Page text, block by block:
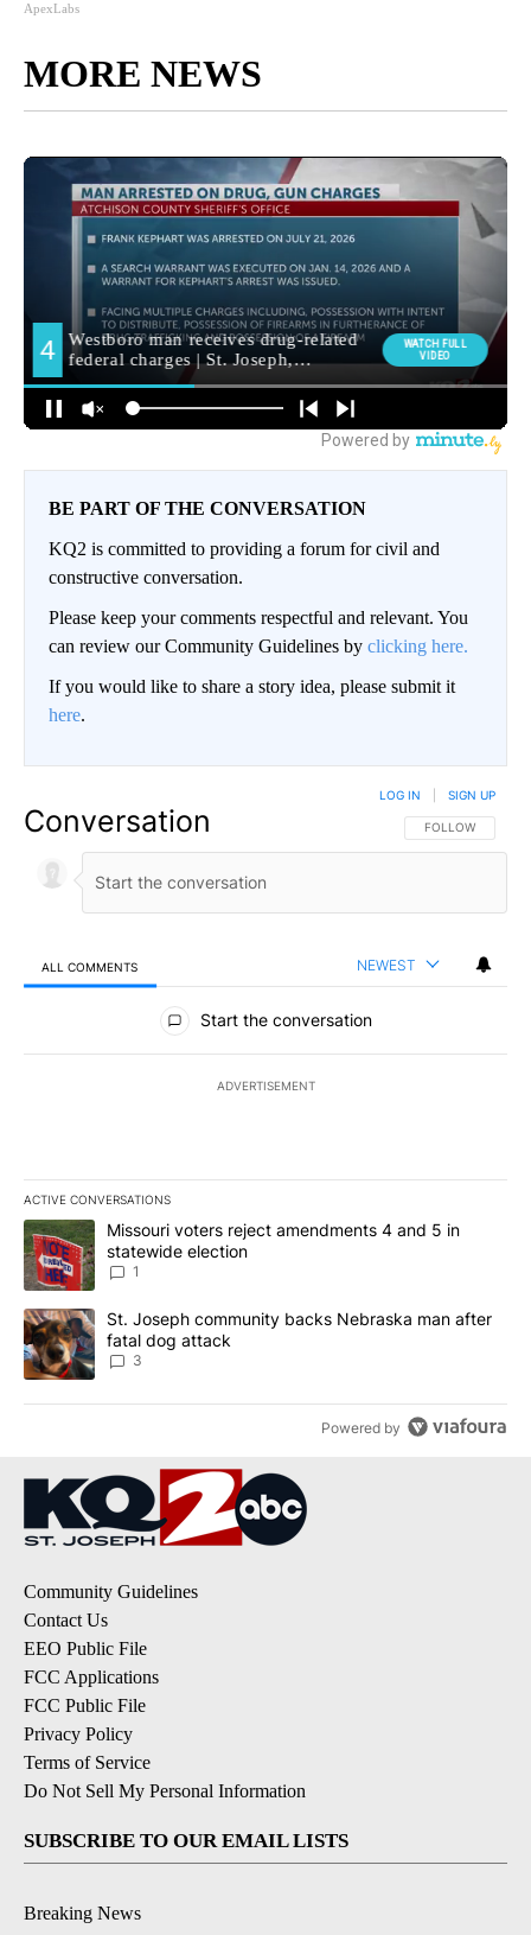
ApexLabs
MORE NEWS
BE PART OF THE CONVERSATION
KQ2 is committed to providing a forum for civil and
constructive conversation.
Please keep your comments respectful and relevant. You
can review our Community Guidelines by clicking here.
If you would like to share a story idea, please submit it
here.
Conversation FOLLOW THIS
FOLLOW
LOG IN SIGN UP
ALL COMMENTS NEWEST
All Comments
Start the conversation
ADVERTISEMENT
ACTIVE CONVERSATIONS
The following is a list of the most commented articles in the last
A trending article titled "Missouri voters reject amendments 4
Missouri voters reject amendments 4 and 5 in
statewide election
1
A trending article titled "St. Joseph community backs
St. Joseph community backs Nebraska man after
fatal dog attack
3
Powered by
Community Guidelines
Contact Us
EEO Public File
FCC Applications
FCC Public File
Privacy Policy
Terms of Service
Do Not Sell My Personal Information
SUBSCRIBE TO OUR EMAIL LISTS
Breaking News